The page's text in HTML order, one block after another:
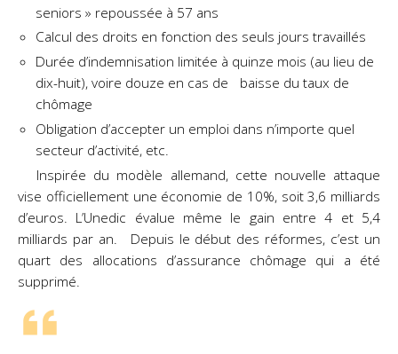
seniors » repoussée à 57 ans
Calcul des droits en fonction des seuls jours travaillés
Durée d’indemnisation limitée à quinze mois (au lieu de
dix-huit), voire douze en cas de baisse du taux de
chômage
Obligation d’accepter un emploi dans n’importe quel
secteur d’activité, etc.
Inspirée du modèle allemand, cette nouvelle attaque
vise officiellement une économie de 10%, soit 3,6 milliards
d’euros. L’Unedic évalue même le gain entre 4 et 5,4
milliards par an. Depuis le début des réformes, c’est un
quart des allocations d’assurance chômage qui a été
supprimé.